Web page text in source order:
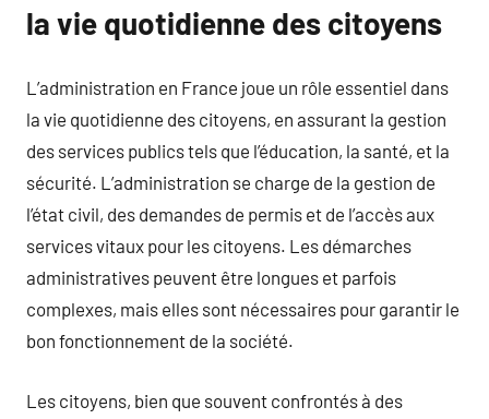
la vie quotidienne des citoyens
L’administration en France joue un rôle essentiel dans
la vie quotidienne des citoyens, en assurant la gestion
des services publics tels que l’éducation, la santé, et la
sécurité. L’administration se charge de la gestion de
l’état civil, des demandes de permis et de l’accès aux
services vitaux pour les citoyens. Les démarches
administratives peuvent être longues et parfois
complexes, mais elles sont nécessaires pour garantir le
bon fonctionnement de la société.
Les citoyens, bien que souvent confrontés à des